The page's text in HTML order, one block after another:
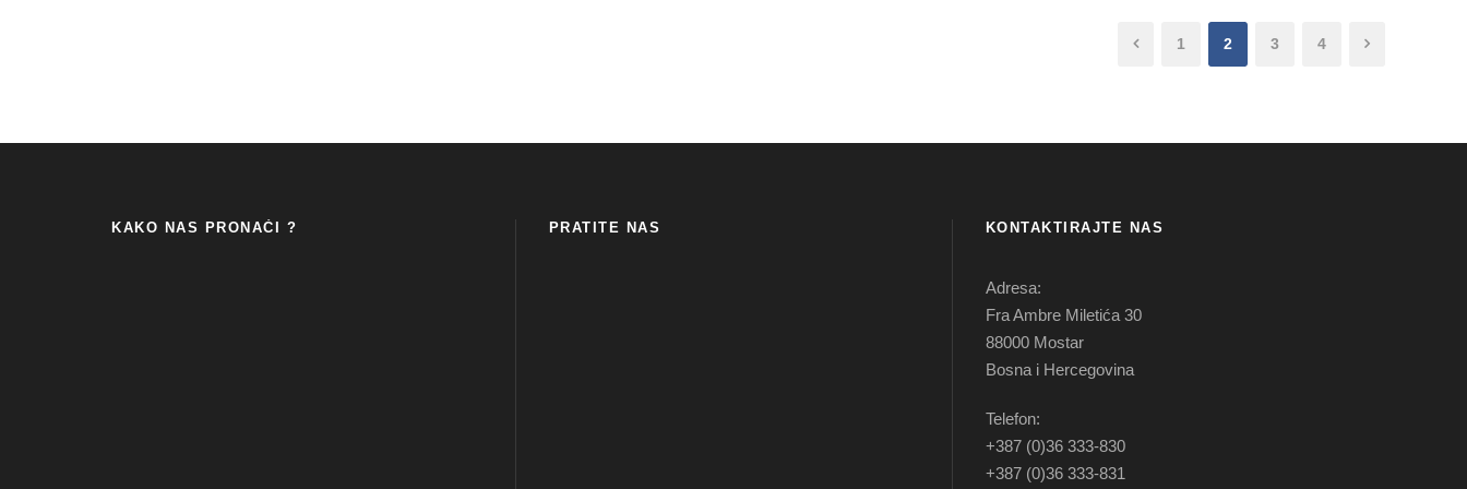
1 2 3 4
KAKO NAS PRONAĆI ? PRATITE NAS KONTAKTIRAJTE NAS
Adresa:
Fra Ambre Miletića 30
88000 Mostar
Bosna i Hercegovina
Telefon:
+387 (0)36 333-830
+387 (0)36 333-831